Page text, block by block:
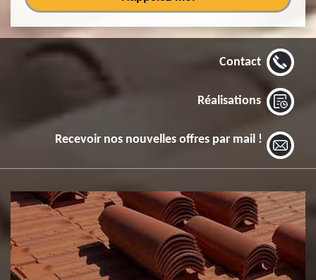
Contact
Réalisations
Recevoir nos nouvelles offres par mail !